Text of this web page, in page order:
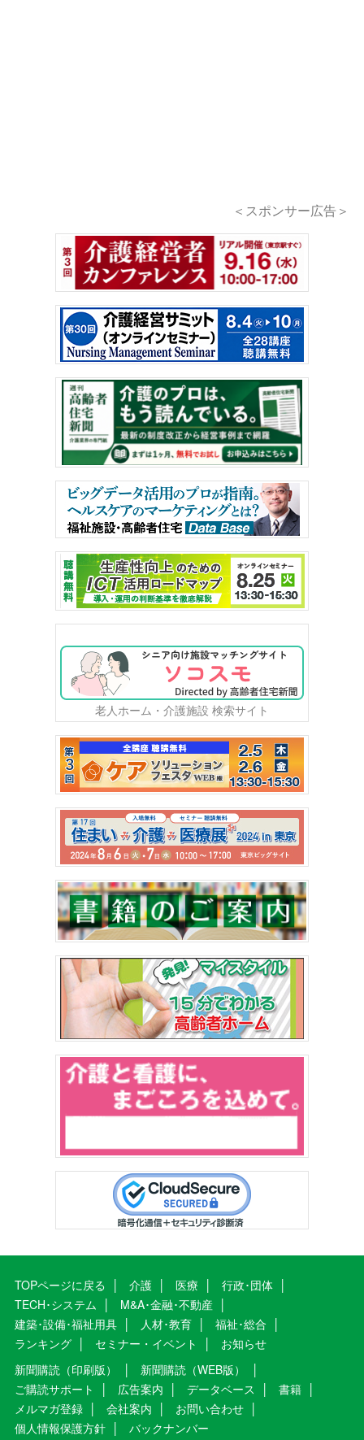
＜スポンサー広告＞
老人ホーム・介護施設 検索サイト
TOPページに戻る 介護 医療
行政･団体
TECH･システム
M&A･金融･不動産
建築･設備･福祉用具
人材･教育
福祉･総合
ランキング
セミナー・イベント
お知らせ
新聞購読（印刷版）
新聞購読（WEB版）
ご購読サポート
広告案内 データベース
書籍
メルマガ登録
会社案内
お問い合わせ
個人情報保護方針
バックナンバー